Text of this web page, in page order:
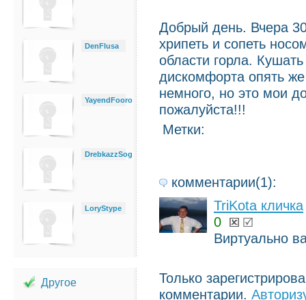
DenFlusa
YayendFooro
DrebkazzSog
LoryStype
Другое
Добрый день. Вчера
хрипеть и сопеть
области горла.
дискомфорта опять
немного, но это мои
пожалуйста!!!
Метки:
комментарии(1):
TriKota кличка
0
Виртуально
Только
комментарии.